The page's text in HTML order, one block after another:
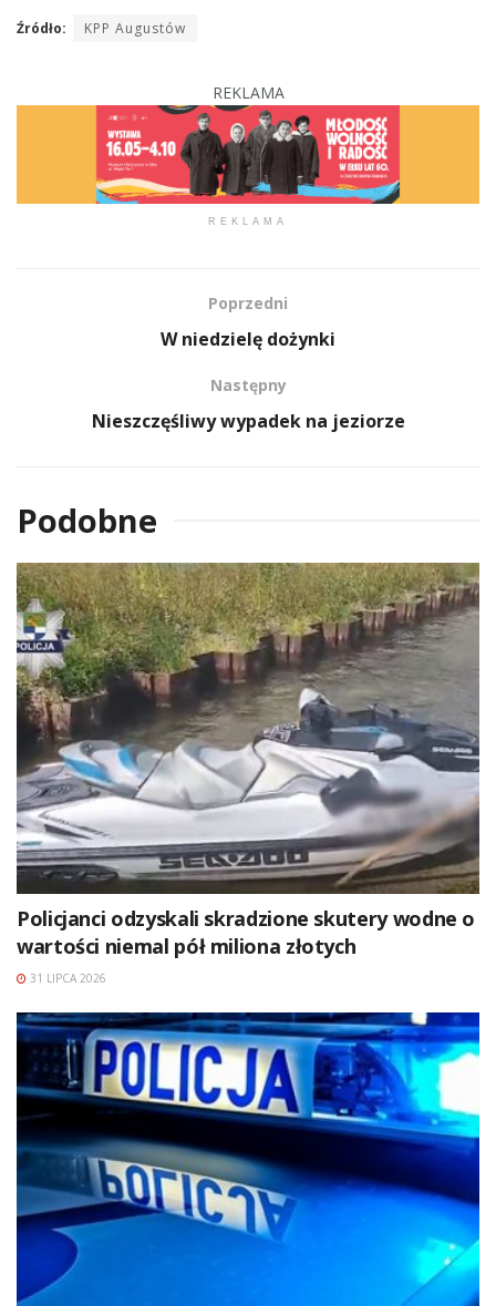
Źródło: KPP Augustów
REKLAMA
REKLAMA
Poprzedni
W niedzielę dożynki
Następny
Nieszczęśliwy wypadek na jeziorze
Podobne
Policjanci odzyskali skradzione skutery wodne o
wartości niemal pół miliona złotych
31 LIPCA 2026